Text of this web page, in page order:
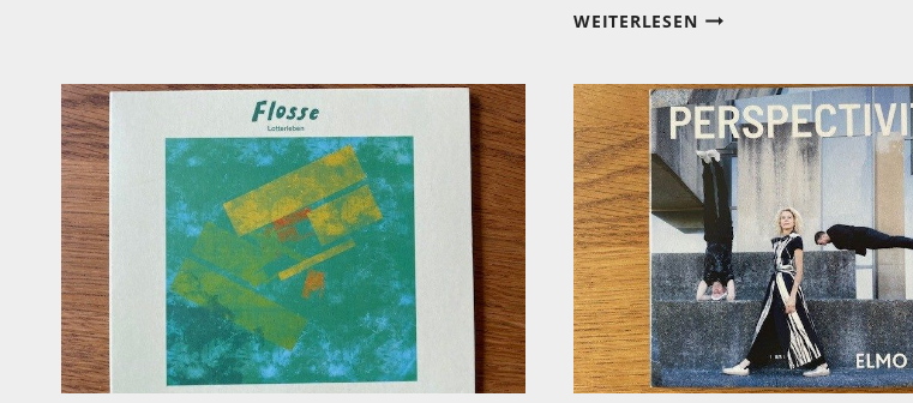
WEITERLESENMEIN
DI
FRANCO:
THE
VALUE
OF
CHOICES